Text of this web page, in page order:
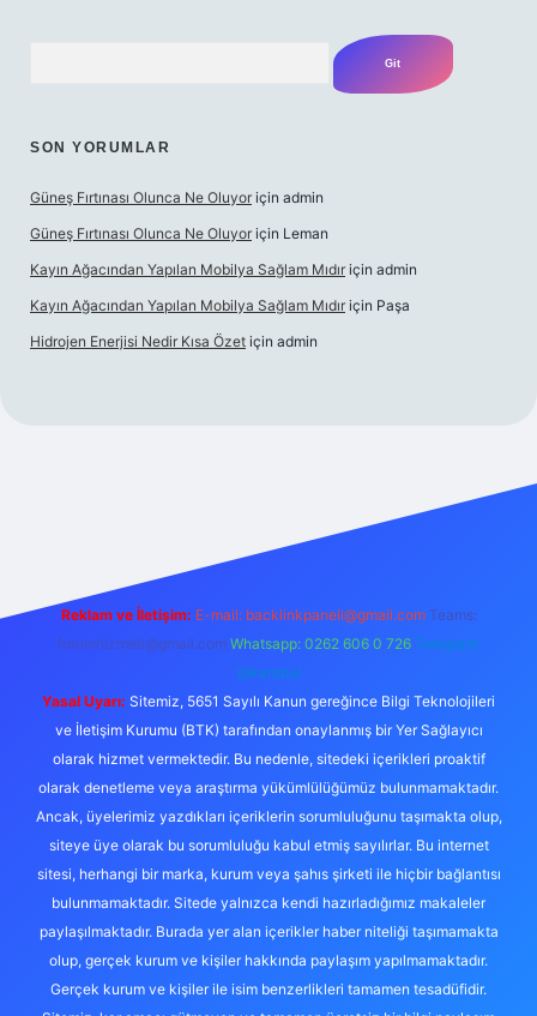
SON YORUMLAR
Güneş Fırtınası Olunca Ne Oluyor için admin
Güneş Fırtınası Olunca Ne Oluyor için Leman
Kayın Ağacından Yapılan Mobilya Sağlam Mıdır için admin
Kayın Ağacından Yapılan Mobilya Sağlam Mıdır için Paşa
Hidrojen Enerjisi Nedir Kısa Özet için admin
https://
Reklam ve İletişim: E-mail: backlinkpaneli@gmail.com Teams:
forumhizmeti@gmail.com Whatsapp: 0262 606 0 726 Telegram:
@karabul
Yasal Uyarı: Sitemiz, 5651 Sayılı Kanun gereğince Bilgi Teknolojileri
ve İletişim Kurumu (BTK) tarafından onaylanmış bir Yer Sağlayıcı
olarak hizmet vermektedir. Bu nedenle, sitedeki içerikleri proaktif
olarak denetleme veya araştırma yükümlülüğümüz bulunmamaktadır.
Ancak, üyelerimiz yazdıkları içeriklerin sorumluluğunu taşımakta olup,
siteye üye olarak bu sorumluluğu kabul etmiş sayılırlar. Bu internet
sitesi, herhangi bir marka, kurum veya şahıs şirketi ile hiçbir bağlantısı
bulunmamaktadır. Sitede yalnızca kendi hazırladığımız makaleler
paylaşılmaktadır. Burada yer alan içerikler haber niteliği taşımamakta
olup, gerçek kurum ve kişiler hakkında paylaşım yapılmamaktadır.
Gerçek kurum ve kişiler ile isim benzerlikleri tamamen tesadüfidir.